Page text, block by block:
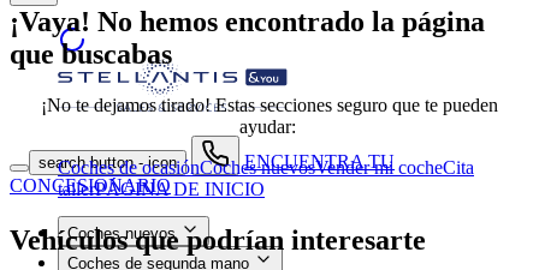
search button - icon
ENCUENTRA TU
CONCESIONARIO
Coches nuevos
Coches de segunda mano
¡Vaya! No hemos encontrado la página
que buscabas
¡No te dejamos tirado! Estas secciones seguro que te pueden
ayudar:
Coches de ocasiónCoches nuevosVender mi cocheCita
tallerPÁGINA DE INICIO
Vehículos que podrían interesarte